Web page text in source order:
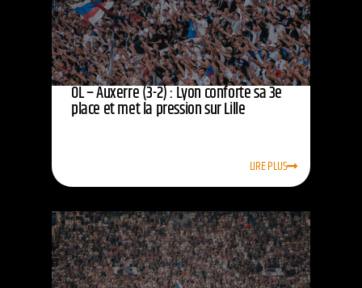
OL – Auxerre (3-2) : Lyon conforte sa 3e
place et met la pression sur Lille
LIRE PLUS